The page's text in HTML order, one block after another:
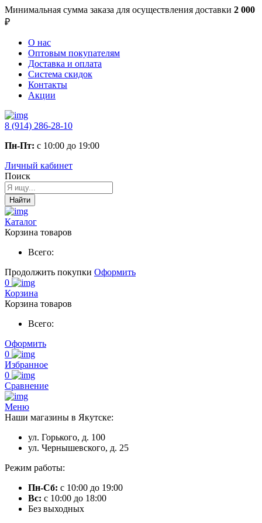
Минимальная сумма заказа для осуществления доставки 2 000
₽
О нас
Оптовым покупателям
Доставка и оплата
Система скидок
Контакты
Акции
8 (914) 286-28-10
Пн-Пт: с 10:00 до 19:00
Личный кабинет
Поиск
Найти
Каталог
Корзина товаров
Всего:
Продолжить покупки Оформить
0
Корзина
Корзина товаров
Всего:
Оформить
0
Избранное
0
Сравнение
Меню
Наши магазины в Якутске:
ул. Горького, д. 100
ул. Чернышевского, д. 25
Режим работы:
Пн-Сб: с 10:00 до 19:00
Вс: с 10:00 до 18:00
Без выходных